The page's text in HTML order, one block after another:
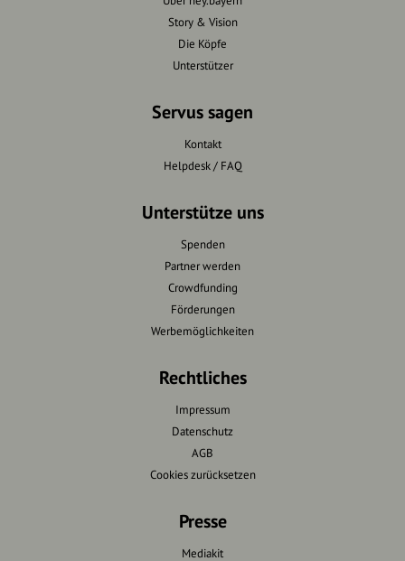
Story & Vision
Die Köpfe
Unterstützer
Servus sagen
Kontakt
Helpdesk / FAQ
Unterstütze uns
Spenden
Partner werden
Crowdfunding
Förderungen
Werbemöglichkeiten
Rechtliches
Impressum
Datenschutz
AGB
Cookies zurücksetzen
Presse
Mediakit